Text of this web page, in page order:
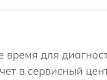
для
в сервисный